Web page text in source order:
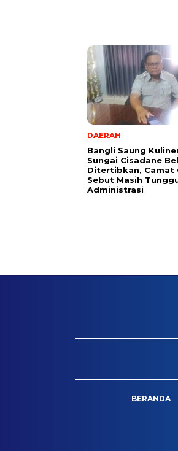
DAERAH
Bangli Saung
Sungai Cisadane
Ditertibkan, Camat
Sebut Masih
Administrasi
BERANDA